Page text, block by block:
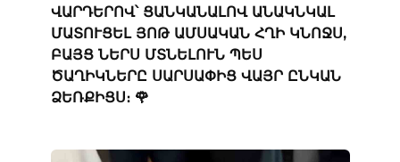
ՎԱՐԴԵՐՈՎ՝ ՑԱՆԿԱՆԱԼՈՎ ԱՆԱԿՆԿԱԼ
ՄԱՏՈՒՑԵԼ ՅՈԹ ԱՄՍԱԿԱՆ ՀՂԻ ԿՆՈՋՍ,
ԲԱՅՑ ՆԵՐՍ ՄՏՆԵԼՈՒՆ ՊԵՍ
ԾԱՂԻԿՆԵՐԸ ՍԱՐՍԱՓԻՑ ՎԱՅՐ ԸՆԿԱՆ
ՁԵՌՔԻՑՍ։ 🌹